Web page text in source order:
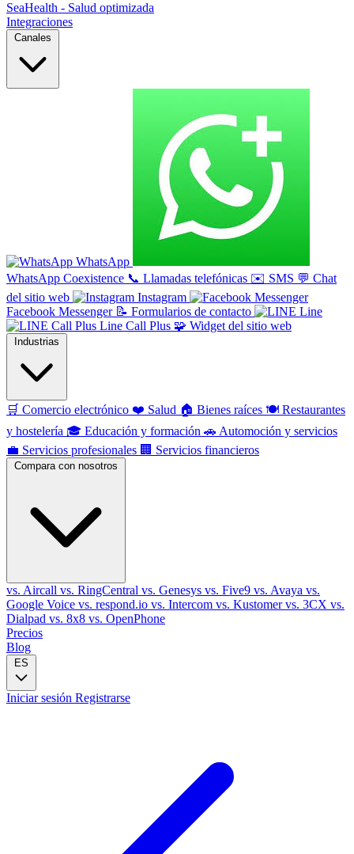
SeaHealth - Salud optimizada
Integraciones
Canales
WhatsApp
WhatsApp Coexistence 📞 Llamadas telefónicas ✉️ SMS 💬 Chat
del sitio web
Instagram
Facebook Messenger 📝 Formularios de contacto
Line
Line Call Plus 🧩 Widget del sitio web
Industrias
🛒 Comercio electrónico ❤️ Salud 🏠 Bienes raíces 🍽️ Restaurantes
y hostelería 🎓 Educación y formación 🚗 Automoción y servicios
💼 Servicios profesionales 🏢 Servicios financieros
Compara con nosotros
vs. Aircall vs. RingCentral vs. Genesys vs. Five9 vs. Avaya vs.
Google Voice vs. respond.io vs. Intercom vs. Kustomervs. 3CX vs.
Dialpad vs. 8x8 vs. OpenPhone
Precios
Blog
ES
Iniciar sesión Registrarse